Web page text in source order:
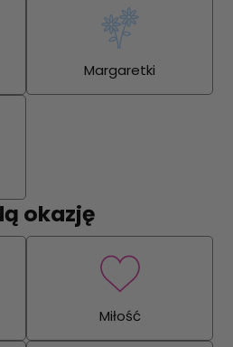
Margaretki
okazję
Miłość